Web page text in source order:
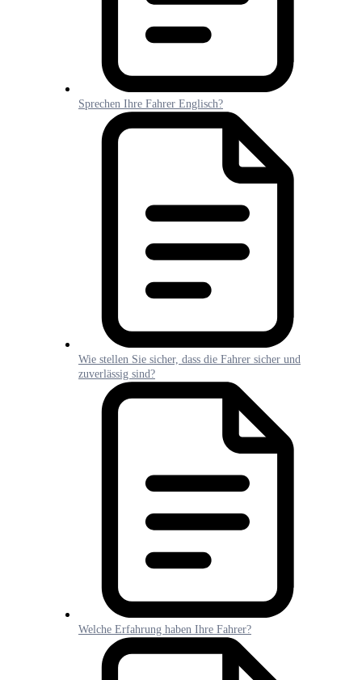
Sprechen Ihre Fahrer Englisch?
Wie stellen Sie sicher, dass die Fahrer sicher und
zuverlässig sind?
Welche Erfahrung haben Ihre Fahrer?